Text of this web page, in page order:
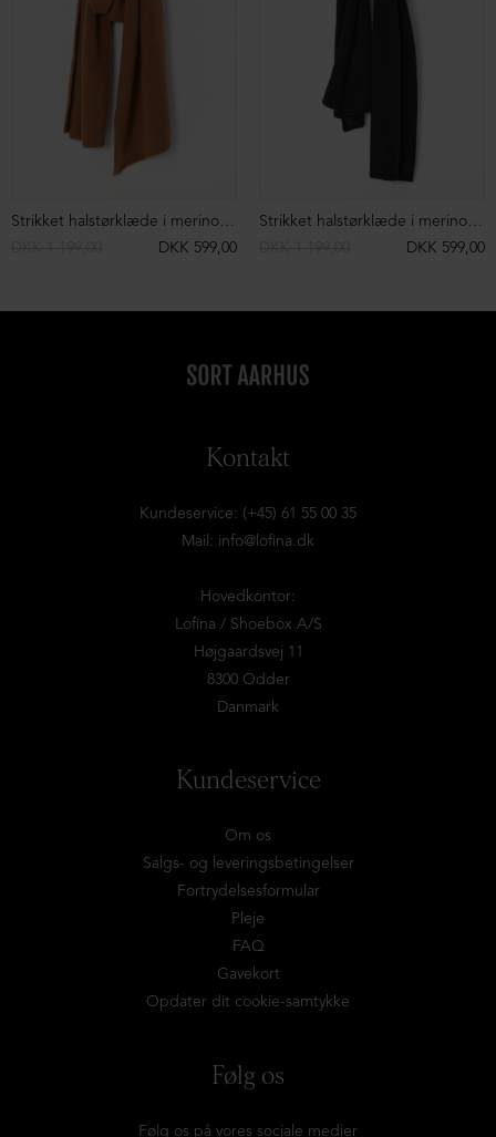
Strikket halstørklæde i merinould
DKK 599,00
Strikket halstørklæde i merinould
DKK 599,00
Kontakt
Kundeservice: (+45) 61 55 00 35
Mail: info@lofina.dk
Hovedkontor:
Lofina / Shoebox A/S
Højgaardsvej 11
8300 Odder
Danmark
Kundeservice
Om os
Salgs- og leveringsbetingelser
Fortrydelsesformular
Pleje
FAQ
Gavekort
Opdater dit cookie-samtykke
Følg os
Følg os på vores sociale medier